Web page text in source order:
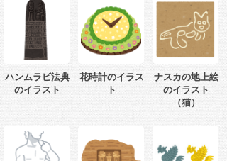
ハンムラビ法典
のイラスト
花時計のイラス
ト
ナスカの地上絵
のイラスト
（猫）